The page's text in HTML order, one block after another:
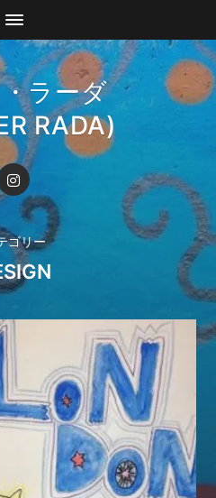
・ラーダ
RADA)
ゴリー